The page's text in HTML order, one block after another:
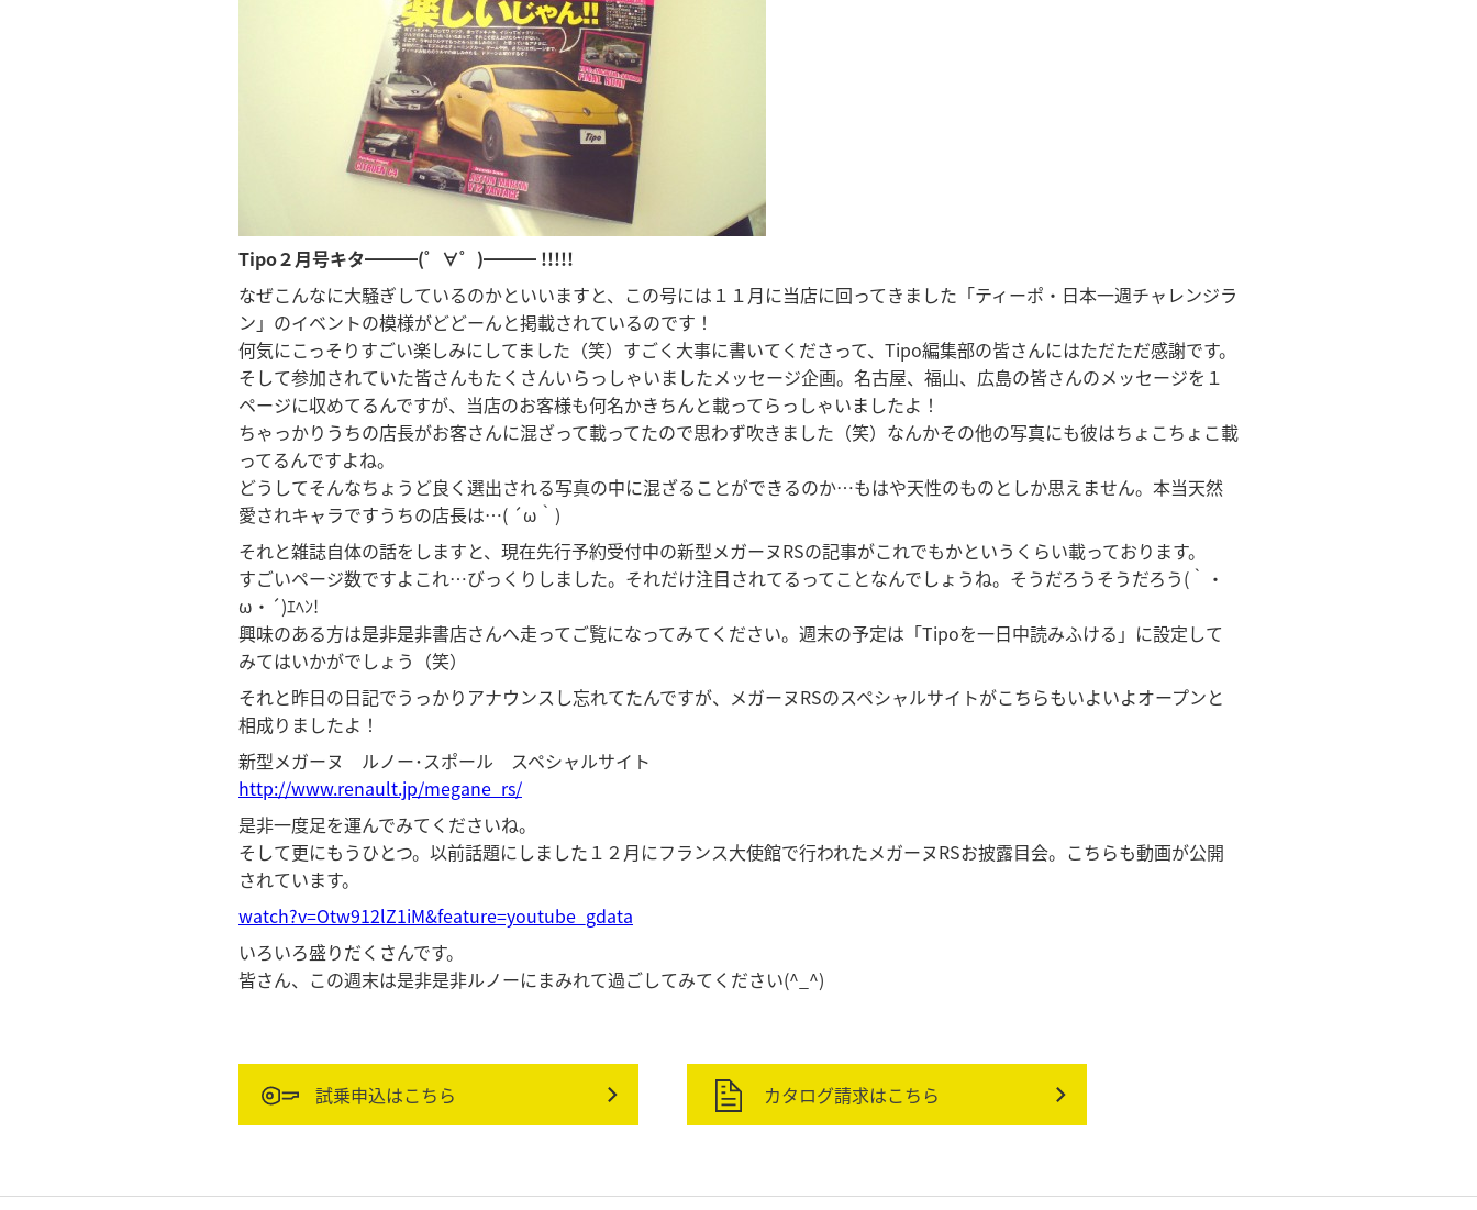
Tipo２月号キタ━━━(゜∀゜)━━━ !!!!!
なぜこんなに大騒ぎしているのかといいますと、この号には１１月に当店に回ってきました「ティーポ・日本一週チャレンジラ
ン」のイベントの模様がどどーんと掲載されているのです！
何気にこっそりすごい楽しみにしてました（笑）すごく大事に書いてくださって、Tipo編集部の皆さんにはただただ感謝です。
そして参加されていた皆さんもたくさんいらっしゃいましたメッセージ企画。名古屋、福山、広島の皆さんのメッセージを１
ページに収めてるんですが、当店のお客様も何名かきちんと載ってらっしゃいましたよ！
ちゃっかりうちの店長がお客さんに混ざって載ってたので思わず吹きました（笑）なんかその他の写真にも彼はちょこちょこ載
ってるんですよね。
どうしてそんなちょうど良く選出される写真の中に混ざることができるのか…もはや天性のものとしか思えません。本当天然
愛されキャラですうちの店長は…( ´ω｀)
それと雑誌自体の話をしますと、現在先行予約受付中の新型メガーヌRSの記事がこれでもかというくらい載っております。
すごいページ数ですよこれ…びっくりしました。それだけ注目されてるってことなんでしょうね。そうだろうそうだろう(｀・
ω・´)ｴﾍﾝ!
興味のある方は是非是非書店さんへ走ってご覧になってみてください。週末の予定は「Tipoを一日中読みふける」に設定して
みてはいかがでしょう（笑）
それと昨日の日記でうっかりアナウンスし忘れてたんですが、メガーヌRSのスペシャルサイトがこちらもいよいよオープンと
相成りましたよ！
新型メガーヌ ルノー･スポール スペシャルサイト
http://www.renault.jp/megane_rs/
是非一度足を運んでみてくださいね。
そして更にもうひとつ。以前話題にしました１２月にフランス大使館で行われたメガーヌRSお披露目会。こちらも動画が公開
されています。
watch?v=Otw912lZ1iM&feature=youtube_gdata
いろいろ盛りだくさんです。
皆さん、この週末は是非是非ルノーにまみれて過ごしてみてください(^_^)
試乗申込はこちら カタログ請求はこちら